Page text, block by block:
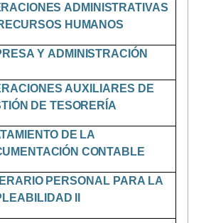
ADMINISTRATIVAS
HUMANOS
Y ADMINISTRACIÓN
AUXILIARES DE
DE TESORERÍA
DE LA
CONTABLE
PERSONAL PARA LA